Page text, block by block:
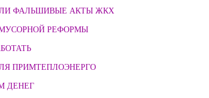
ФАЛЬШИВЫЕ АКТЫ ЖКХ
РЕФОРМЫ
ПРИМТЕПЛОЭНЕРГО
ДЕНЕГ